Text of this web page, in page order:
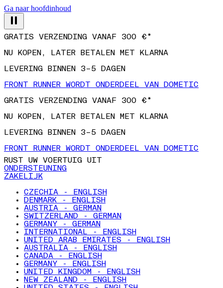
Ga naar hoofdinhoud
GRATIS VERZENDING VANAF 300 €*
NU KOPEN, LATER BETALEN MET KLARNA
LEVERING BINNEN 3–5 DAGEN
FRONT RUNNER WORDT ONDERDEEL VAN DOMETIC
GRATIS VERZENDING VANAF 300 €*
NU KOPEN, LATER BETALEN MET KLARNA
LEVERING BINNEN 3–5 DAGEN
FRONT RUNNER WORDT ONDERDEEL VAN DOMETIC
RUST UW VOERTUIG UIT
ONDERSTEUNING
ZAKELIJK
CZECHIA - ENGLISH
DENMARK - ENGLISH
AUSTRIA - GERMAN
SWITZERLAND - GERMAN
GERMANY - GERMAN
INTERNATIONAL - ENGLISH
UNITED ARAB EMIRATES - ENGLISH
AUSTRALIA - ENGLISH
CANADA - ENGLISH
GERMANY - ENGLISH
UNITED KINGDOM - ENGLISH
NEW ZEALAND - ENGLISH